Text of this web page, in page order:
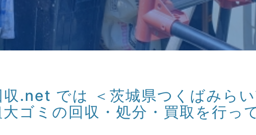
.net では ＜茨城県つくばみら
ゴミの回収・処分・買取を行っ